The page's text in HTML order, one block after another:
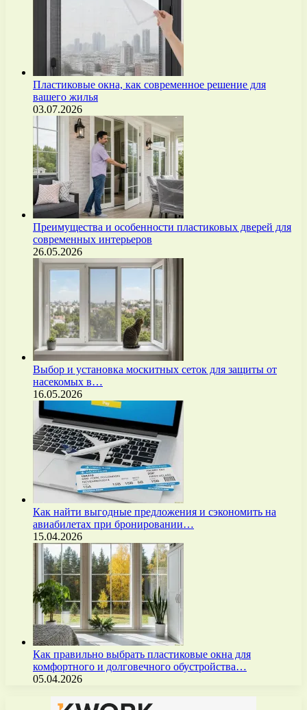
Пластиковые окна, как современное решение для
вашего жилья
03.07.2026
Преимущества и особенности пластиковых дверей для
современных интерьеров
26.05.2026
Выбор и установка москитных сеток для защиты от
насекомых в…
16.05.2026
Как найти выгодные предложения и сэкономить на
авиабилетах при бронировании…
15.04.2026
Как правильно выбрать пластиковые окна для
комфортного и долговечного обустройства…
05.04.2026